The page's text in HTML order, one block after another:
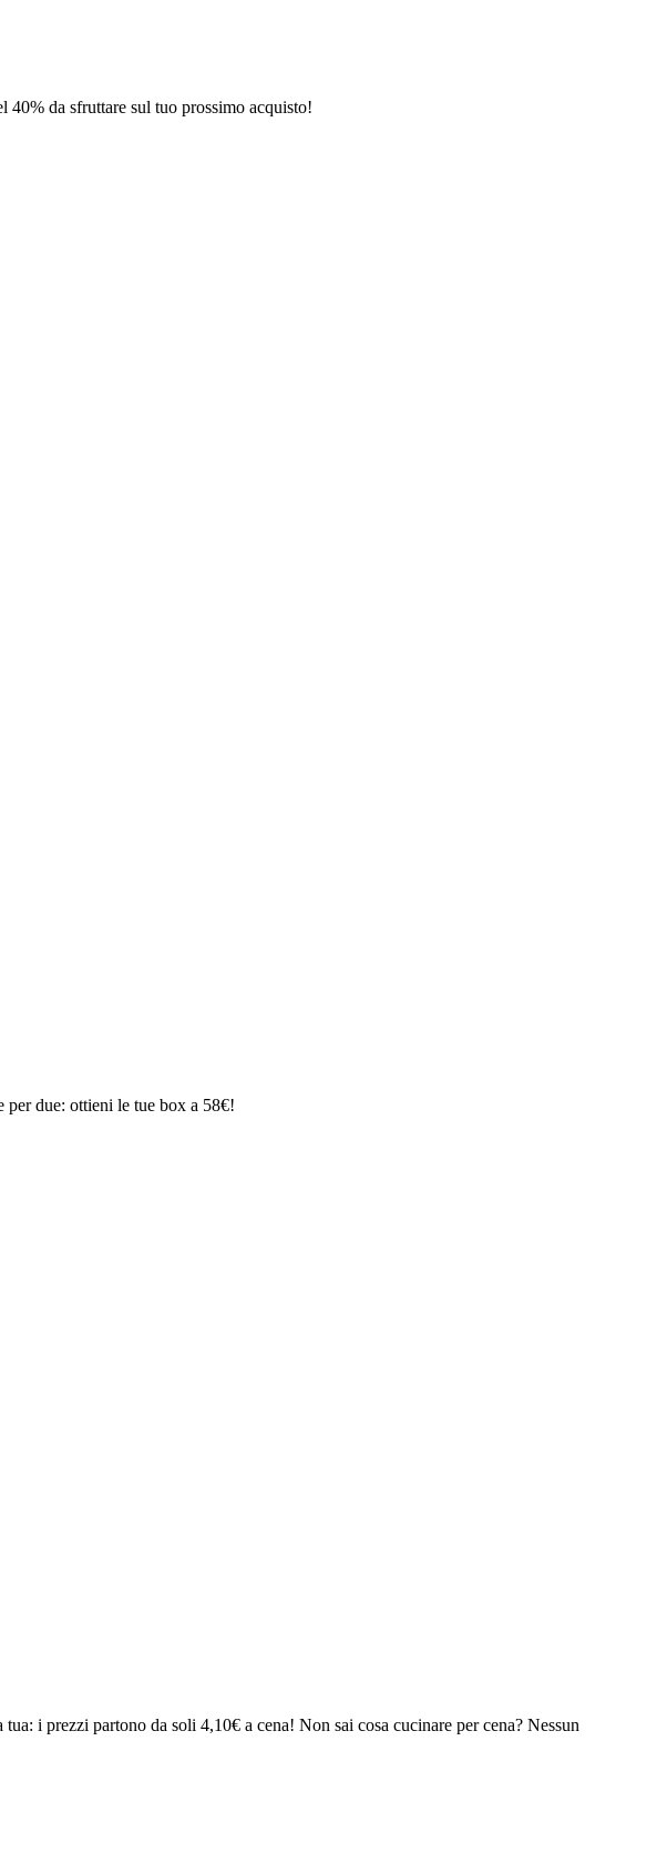
40% da sfruttare sul tuo prossimo acquisto!
per due: ottieni le tue box a 58€!
i prezzi partono da soli 4,10€ a cena! Non sai cosa cucinare per cena? Nessun